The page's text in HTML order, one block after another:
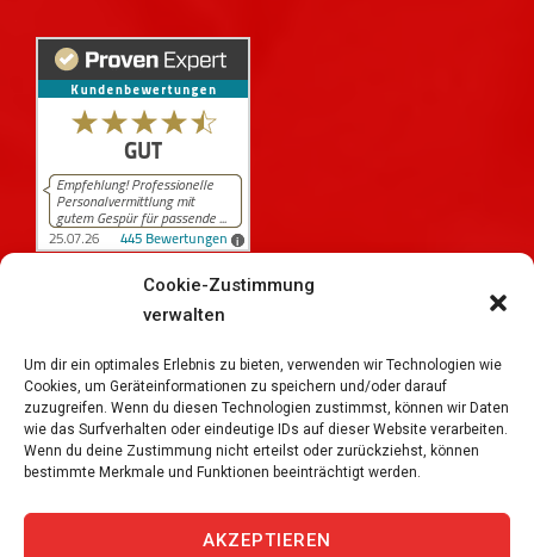
Cookie-Zustimmung
verwalten
Um dir ein optimales Erlebnis zu bieten, verwenden wir Technologien wie
Cookies, um Geräteinformationen zu speichern und/oder darauf
zuzugreifen. Wenn du diesen Technologien zustimmst, können wir Daten
wie das Surfverhalten oder eindeutige IDs auf dieser Website verarbeiten.
Wenn du deine Zustimmung nicht erteilst oder zurückziehst, können
bestimmte Merkmale und Funktionen beeinträchtigt werden.
AKZEPTIEREN
iPersonal
Bewertungen auf ProvenExpert.com
Temporär & Dauerstellen Schweizweit